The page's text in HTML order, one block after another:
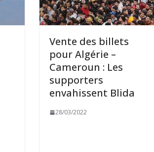
Vente des billets
pour Algérie –
Cameroun : Les
supporters
envahissent Blida
28/03/2022